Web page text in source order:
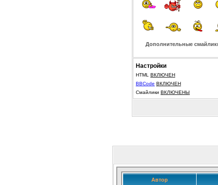
Дополнительные
Настройки
HTML ВКЛЮЧЕН
BBCode ВКЛЮЧЕН
Смайлики ВКЛЮЧЕНЫ